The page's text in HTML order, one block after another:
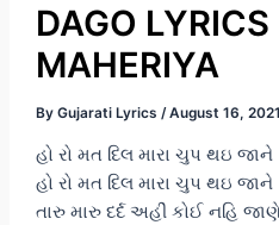
DAGO
MAHERIYA
By Gujarati Lyrics /August 16, 2021
હો રો મત દિલ મારા ચુપ થઇ જાને
હો રો મત દિલ મારા ચુપ થઇ જાને
તારુ મારુ દર્દ અહીં કોઈ નહિ